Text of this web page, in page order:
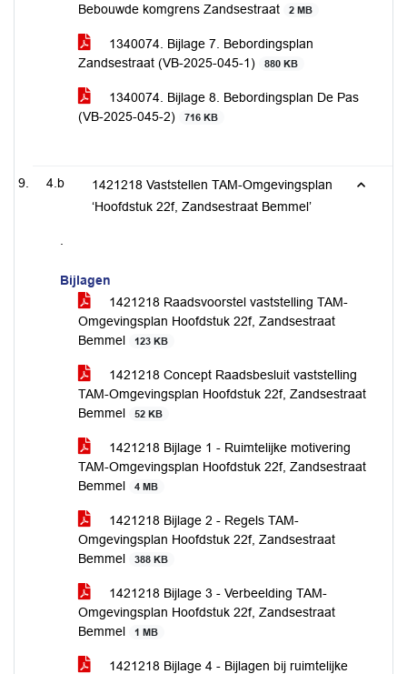
Bebouwde komgrens Zandsestraat
2 MB
1340074. Bijlage 7. Bebordingsplan
Zandsestraat (VB-2025-045-1)
880 KB
1340074. Bijlage 8. Bebordingsplan De Pas
(VB-2025-045-2)
716 KB
4.b
1421218 Vaststellen TAM-Omgevingsplan
‘Hoofdstuk 22f, Zandsestraat Bemmel’
Bijlagen
1421218 Raadsvoorstel vaststelling TAM-
Omgevingsplan Hoofdstuk 22f, Zandsestraat
Bemmel
123 KB
1421218 Concept Raadsbesluit vaststelling
TAM-Omgevingsplan Hoofdstuk 22f, Zandsestraat
Bemmel
52 KB
1421218 Bijlage 1 - Ruimtelijke motivering
TAM-Omgevingsplan Hoofdstuk 22f, Zandsestraat
Bemmel
4 MB
1421218 Bijlage 2 - Regels TAM-
Omgevingsplan Hoofdstuk 22f, Zandsestraat
Bemmel
388 KB
1421218 Bijlage 3 - Verbeelding TAM-
Omgevingsplan Hoofdstuk 22f, Zandsestraat
Bemmel
1 MB
1421218 Bijlage 4 - Bijlagen bij ruimtelijke